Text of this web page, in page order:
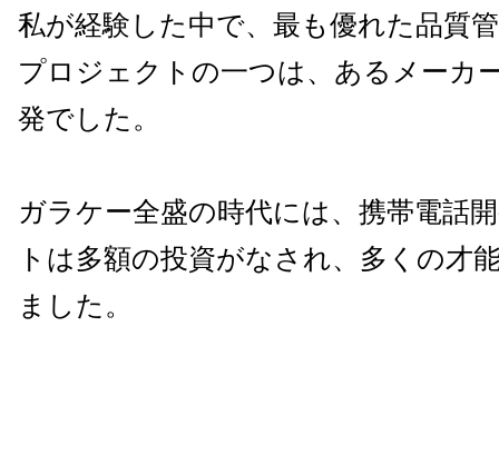
私が経験した中で、最も優れた品質
プロジェクトの一つは、あるメーカ
発でした。
ガラケー全盛の時代には、携帯電話
トは多額の投資がなされ、多くの才
ました。